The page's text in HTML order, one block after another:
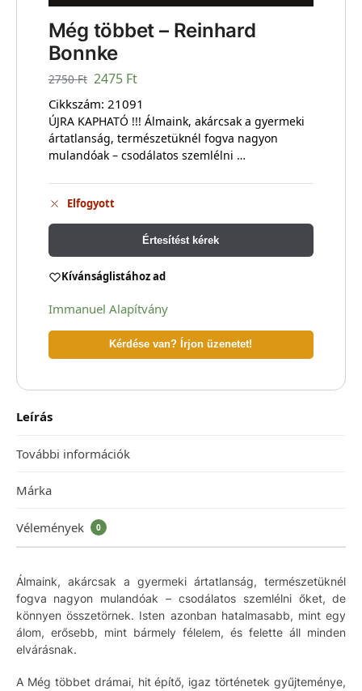
Még többet – Reinhard
Bonnke
2750Ft 2475 Ft
Cikkszám: 21091
ÚJRA KAPHATÓ !!! Álmaink, akárcsak a gyermeki
ártatlanság, természetüknél fogva nagyon
mulandóak – csodálatos szemlélni …
Elfogyott
Értesítést kérek
Kívánságlistához ad
Immanuel Alapítvány
Kérdése van? Írjon üzenetet!
Leírás
További információk
Márka
Vélemények 0
Álmaink, akárcsak a gyermeki ártatlanság, természetüknél
fogva nagyon mulandóak – csodálatos szemlélni őket, de
könnyen összetörnek. Isten azonban hatalmasabb, mint egy
álom, erősebb, mint bármely félelem, és felette áll minden
elvárásnak.
A Még többet drámai, hit építő, igaz történetek gyűjteménye,